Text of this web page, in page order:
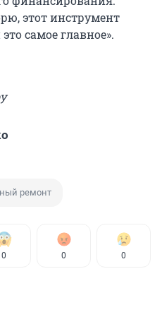
этот инструмент
самое главное».
ремонт
0 0 0